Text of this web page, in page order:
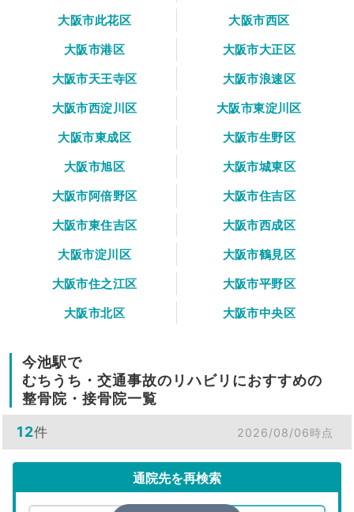
大阪市此花区
大阪市西区
大阪市港区
大阪市大正区
大阪市天王寺区
大阪市浪速区
大阪市西淀川区
大阪市東淀川区
大阪市東成区
大阪市生野区
大阪市旭区
大阪市城東区
大阪市阿倍野区
大阪市住吉区
大阪市東住吉区
大阪市西成区
大阪市淀川区
大阪市鶴見区
大阪市住之江区
大阪市平野区
大阪市北区
大阪市中央区
今池駅で
むちうち・交通事故のリハビリにおすすめの
整骨院・接骨院一覧
12件 2026/08/06時点
通院先を再検索